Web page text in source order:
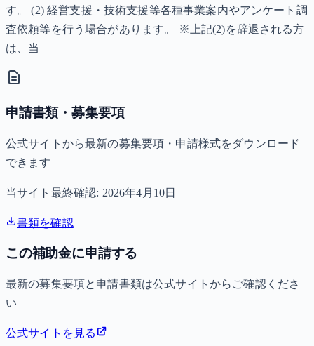
す。 (2) 経営支援・技術支援等各種事業案内やアンケート調
査依頼等を行う場合があります。 ※上記(2)を辞退される方
は、当
申請書類・募集要項
公式サイトから最新の募集要項・申請様式をダウンロード
できます
当サイト最終確認: 2026年4月10日
書類を確認
この補助金に申請する
最新の募集要項と申請書類は公式サイトからご確認くださ
い
公式サイトを見る